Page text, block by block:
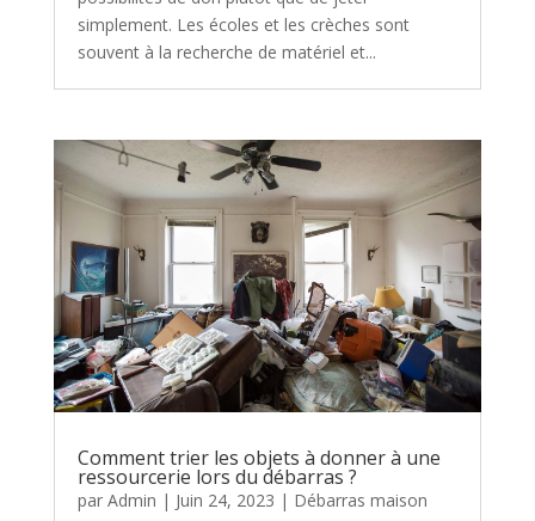
simplement. Les écoles et les crèches sont
souvent à la recherche de matériel et...
Comment trier les objets à donner à une
ressourcerie lors du débarras ?
par Admin | Juin 24, 2023 | Débarras maison